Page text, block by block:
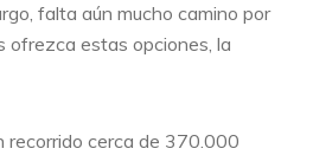
falta aún mucho camino por
ofrezca estas opciones, la
recorrido cerca de 370.000